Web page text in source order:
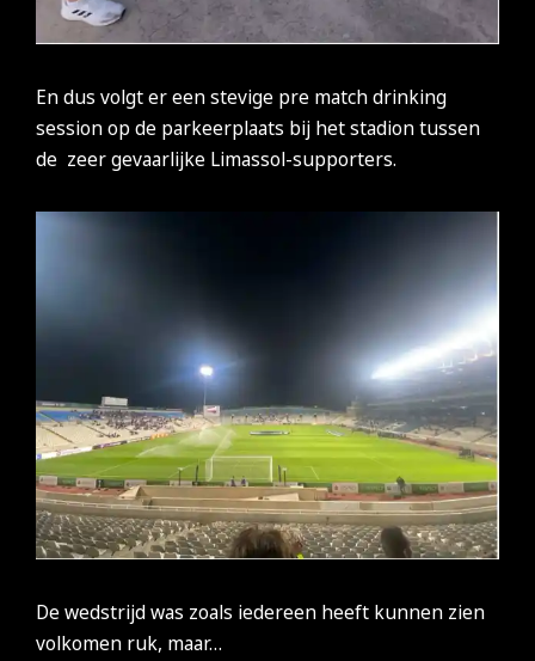
En dus volgt er een stevige pre match drinking
session op de parkeerplaats bij het stadion tussen
de zeer gevaarlijke Limassol-supporters.
De wedstrijd was zoals iedereen heeft kunnen zien
volkomen ruk, maar…